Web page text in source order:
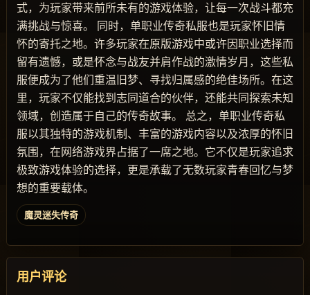
式，为玩家带来前所未有的游戏体验，让每一次战斗都充
满挑战与惊喜。 同时，单职业传奇私服也是玩家怀旧情
怀的寄托之地。许多玩家在原版游戏中或许因职业选择而
留有遗憾，或是怀念与战友并肩作战的激情岁月，这些私
服便成为了他们重温旧梦、寻找归属感的绝佳场所。在这
里，玩家不仅能找到志同道合的伙伴，还能共同探索未知
领域，创造属于自己的传奇故事。 总之，单职业传奇私
服以其独特的游戏机制、丰富的游戏内容以及浓厚的怀旧
氛围，在网络游戏界占据了一席之地。它不仅是玩家追求
极致游戏体验的选择，更是承载了无数玩家青春回忆与梦
想的重要载体。
魔灵迷失传奇
用户评论